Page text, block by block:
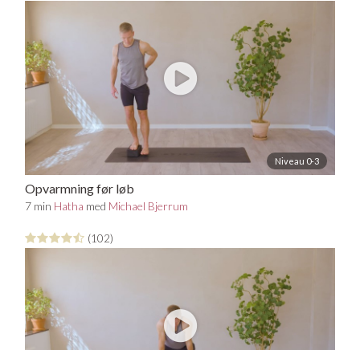
Forløbet består af 6 yogavideoer, som aller er specielt
designet til løbere. Du vil opleve en lethed i kroppen, når
du løber, efter du er begyndt at lave videoerne i forløbet.
Niveau 0-3
Opvarmning før løb
7 min Hatha med Michael Bjerrum
(102)